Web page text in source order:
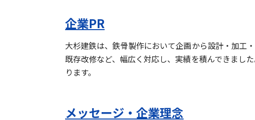
企業PR
大杉建鉄は、鉄骨製作において企画から設計・加工
既存改修など、幅広く対応し、実績を積んできまし
ります。
メッセージ・企業理念